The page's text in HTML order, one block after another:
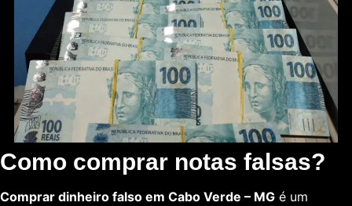
Como comprar notas falsas?
Comprar dinheiro falso em Cabo Verde – MG é um